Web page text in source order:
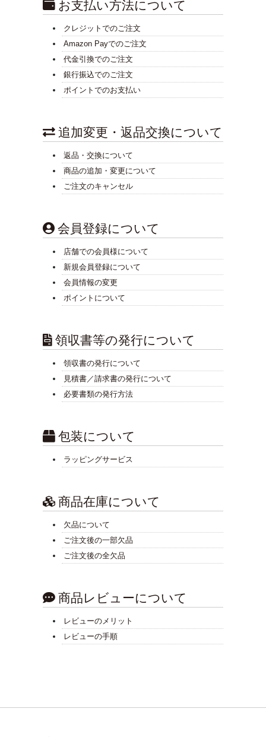
お支払い方法について
クレジットでのご注文
Amazon Payでのご注文
代金引換でのご注文
銀行振込でのご注文
ポイントでのお支払い
追加変更・返品交換について
返品・交換について
商品の追加・変更について
ご注文のキャンセル
会員登録について
店舗での会員様について
新規会員登録について
会員情報の変更
ポイントについて
領収書等の発行について
領収書の発行について
見積書／請求書の発行について
必要書類の発行方法
包装について
ラッピングサービス
商品在庫について
欠品について
ご注文後の一部欠品
ご注文後の全欠品
商品レビューについて
レビューのメリット
レビューの手順